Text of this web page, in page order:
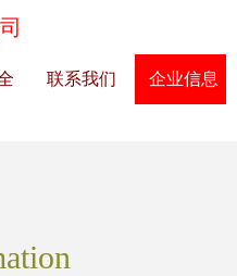
联系我们 企业信息